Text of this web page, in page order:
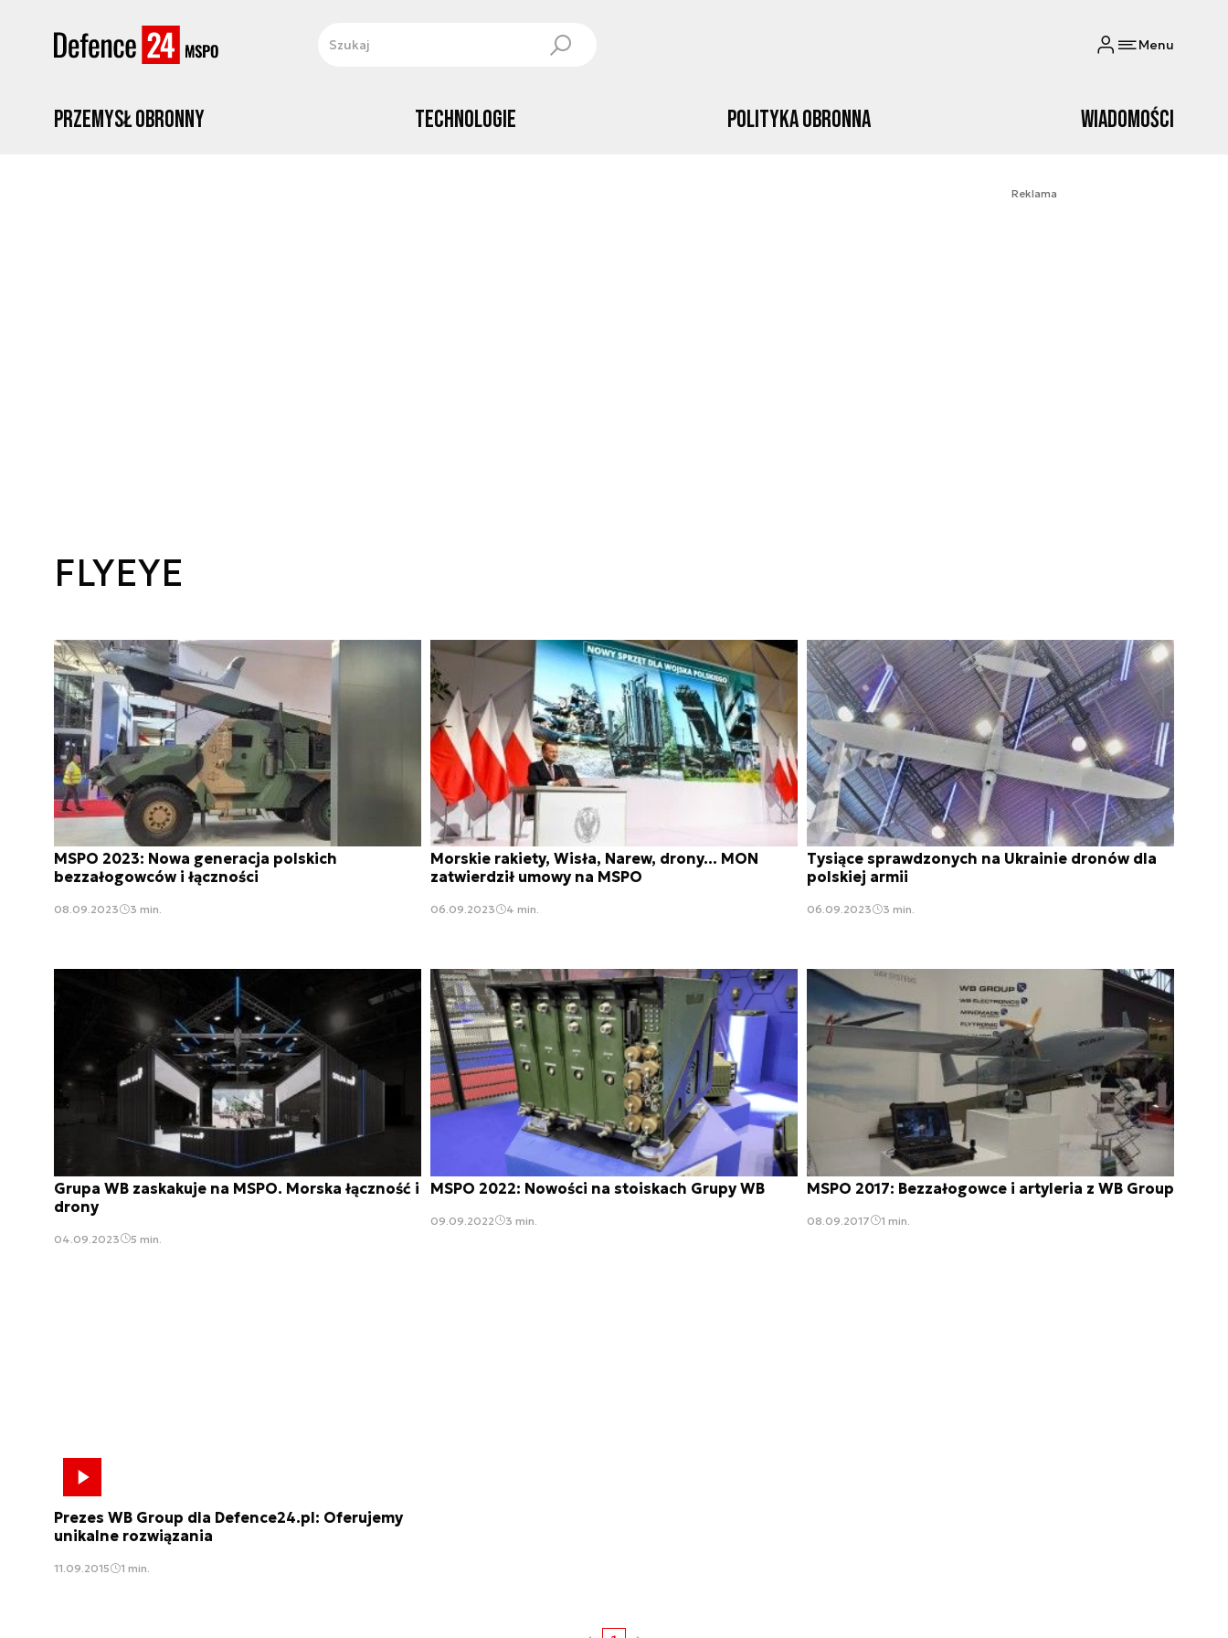
Menu
Przemysł obronny Technologie Polityka obronna Wiadomości
Reklama
FLYEYE
MSPO 2023: Nowa generacja polskich
bezzałogowców i łączności
08.09.2023 3 min.
Morskie rakiety, Wisła, Narew, drony... MON
zatwierdził umowy na MSPO
06.09.2023 4 min.
Tysiące sprawdzonych na Ukrainie dronów dla
polskiej armii
06.09.2023 3 min.
Grupa WB zaskakuje na MSPO. Morska łączność i
drony
04.09.2023 5 min.
MSPO 2022: Nowości na stoiskach Grupy WB
09.09.2022 3 min.
MSPO 2017: Bezzałogowce i artyleria z WB Group
08.09.2017 1 min.
Prezes WB Group dla Defence24.pl: Oferujemy
unikalne rozwiązania
11.09.2015 1 min.